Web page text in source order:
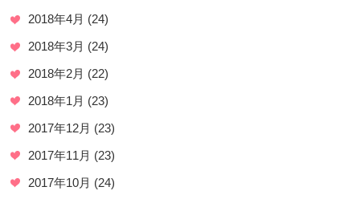
2018年4月 (24)
2018年3月 (24)
2018年2月 (22)
2018年1月 (23)
2017年12月 (23)
2017年11月 (23)
2017年10月 (24)